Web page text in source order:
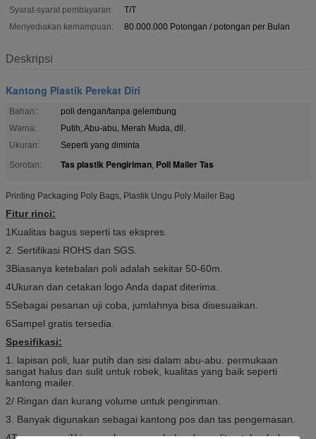
Syarat-syarat pembayaran:
T/T
Menyediakan kemampuan:
80.000.000 Potongan / potongan per Bulan
Deskripsi
Kantong Plastik Perekat Diri
Bahan::
poli dengan/tanpa gelembung
Warna:
Putih, Abu-abu, Merah Muda, dll.
Ukuran:
Seperti yang diminta
Sorotan:
Tas plastik Pengiriman, Poli Mailer Tas
Printing Packaging Poly Bags, Plastik Ungu Poly Mailer Bag
Fitur rinci:
1Kualitas bagus seperti tas ekspres.
2. Sertifikasi ROHS dan SGS.
3Biasanya ketebalan poli adalah sekitar 50-60m.
4Ukuran dan cetakan logo Anda dapat diterima.
5Sebagai pesanan uji coba, jumlahnya bisa disesuaikan.
6Sampel gratis tersedia.
Spesifikasi:
1. lapisan poli, luar putih dan sisi dalam abu-abu. permukaan
sangat halus dan sulit untuk robek, kualitas yang baik seperti
kantong mailer.
2/ Ringan dan kurang volume untuk pengiriman.
3. Banyak digunakan sebagai kantong pos dan tas pengemasan.